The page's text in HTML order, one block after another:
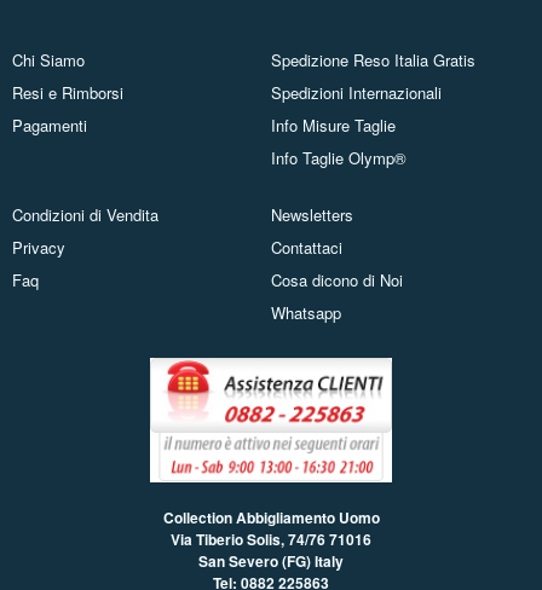
Chi Siamo
Resi e Rimborsi
Pagamenti
Spedizione Reso Italia Gratis
Spedizioni Internazionali
Info Misure Taglie
Info Taglie Olymp®
Condizioni di Vendita
Privacy
Faq
Newsletters
Contattaci
Cosa dicono di Noi
Whatsapp
Collection Abbigliamento Uomo
Via Tiberio Solis, 74/7671016
San Severo (FG) Italy
Tel: 0882 225863